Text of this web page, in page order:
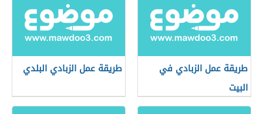
طريقة عمل الزبادي في
البيت
طريقة عمل الزبادي البلدي